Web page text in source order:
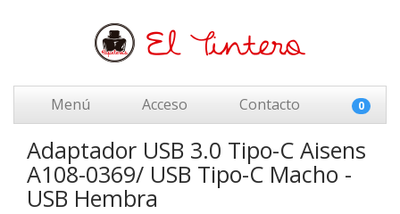
Menú Acceso Contacto 0
Adaptador USB 3.0 Tipo-C Aisens
A108-0369/ USB Tipo-C Macho -
USB Hembra